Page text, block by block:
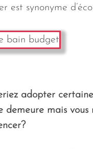
est synonyme
adopter
demeure mais vous